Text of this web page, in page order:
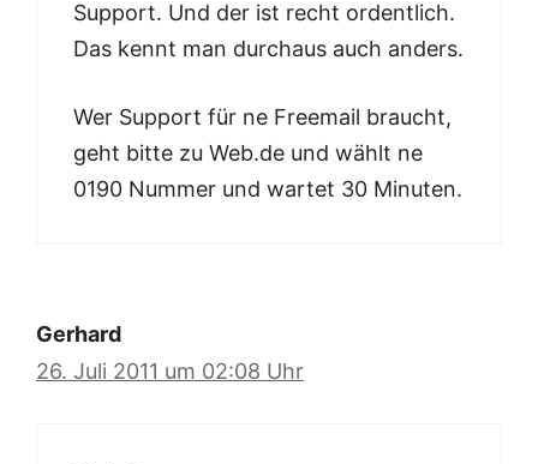
Support. Und der ist recht ordentlich.
Das kennt man durchaus auch anders.
Wer Support für ne Freemail braucht,
geht bitte zu Web.de und wählt ne
0190 Nummer und wartet 30 Minuten.
Gerhard
26. Juli 2011 um 02:08 Uhr